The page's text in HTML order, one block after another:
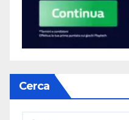
Cerca